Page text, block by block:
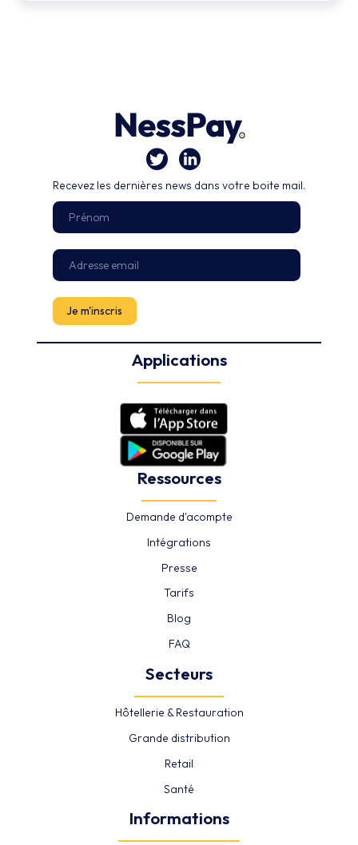
Recevez les dernières news dans votre boite mail.
Applications
Ressources
Demande d'acompte
Intégrations
Presse
Tarifs
Blog
FAQ
Secteurs
Hôtellerie & Restauration
Grande distribution
Retail
Santé
Informations